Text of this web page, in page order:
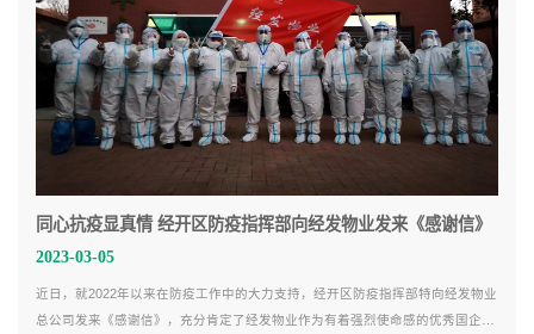
同心抗疫显真情 经开区防疫指挥部向经发物业发来《感谢信》
2023-03-05
近日，就2022年以来在防疫工作中的大力支持，经开区防疫指挥部特向经发物业
总公司发来《感谢信》，充分肯定了经发物业作为有着强烈使命感的优秀国企，